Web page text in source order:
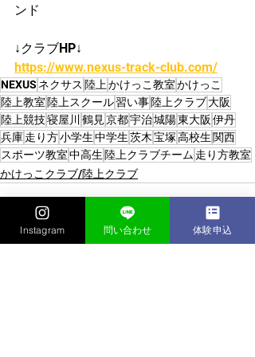
ンド
↓クラブHP↓
https://www.nexus-track-club.com/
NEXUS ネクサス 陸上かけっこ教室かけっこ
陸上教室 陸上スクール習い事陸上クラブ大阪
陸上競技寝屋川 鶴見京都宇治城陽東大阪 伊丹
兵庫走り方小学生中学生茨木宝塚高校生 関西
スポーツ教室中高生 陸上クラブチーム 走り方教室
かけっこクラブ/陸上クラブ
Instagram 問い合わせ 体験申込